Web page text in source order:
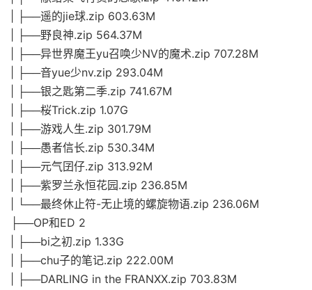
| ├──遥的jie球.zip 603.63M
| ├──野良神.zip 564.37M
| ├──异世界魔王yu召唤少NV的魔术.zip 707.28M
| ├──音yue少nv.zip 293.04M
| ├──银之匙第二季.zip 741.67M
| ├──桜Trick.zip 1.07G
| ├──游戏人生.zip 301.79M
| ├──愚者信长.zip 530.34M
| ├──元气囝仔.zip 313.92M
| ├──紫罗兰永恒花园.zip 236.85M
| └──最终休止符-无止境的螺旋物语.zip 236.06M
├──OP和ED 2
| ├──bi之初.zip 1.33G
| ├──chu子的笔记.zip 222.00M
| ├──DARLING in the FRANXX.zip 703.83M